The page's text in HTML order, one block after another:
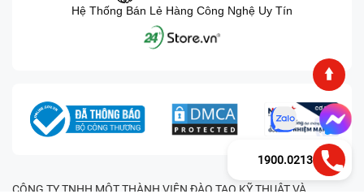
Hệ Thống Bán Lẻ Hàng Công Nghệ Uy Tín
CÔNG TY TNHH MỘT THÀNH VIÊN ĐÀO TẠO KỸ THUẬT VÀ
1900.0213